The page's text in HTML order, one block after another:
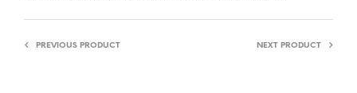
PREVIOUS PRODUCT NEXT PRODUCT